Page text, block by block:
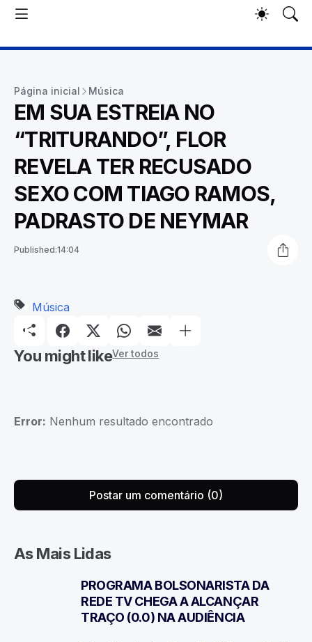
Página inicial Música
EM SUA ESTREIA NO
“TRITURANDO”, FLOR
REVELA TER RECUSADO
SEXO COM TIAGO RAMOS,
PADRASTO DE NEYMAR
Published:14:04
Música
You might likeVer todos
Error: Nenhum resultado encontrado
Postar um comentário (0)
As Mais Lidas
PROGRAMA BOLSONARISTA DA
REDE TV CHEGA A ALCANÇAR
TRAÇO (0.0) NA AUDIÊNCIA